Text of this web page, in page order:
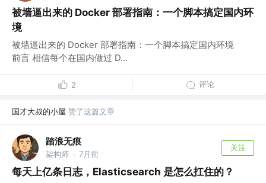
被墙逼出来的 Docker 部署指南：一个脚本搞定国内环
境
被墙逼出来的 Docker 部署指南：一个脚本搞定国内环境
前言 相信每个在国内做过 D...
2 评论
国才大叔的小屋 赞了这篇文章
踏浪无痕
架构师 · 7月前
关注
每天上亿条日志，Elasticsearch 是怎么扛住的？